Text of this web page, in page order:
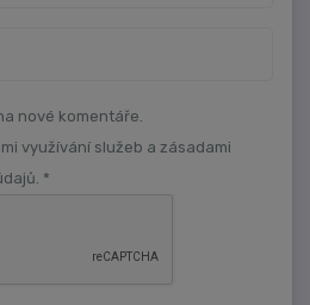
nové komentáře.
využívání služeb a zásadami
*